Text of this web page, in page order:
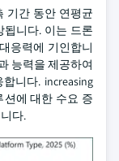
기간 동안 연평균
됩니다. 이는 드론
응력에 기인합니
능력을 제공하여
니다. increasing
션에 대한 수요 증
다.